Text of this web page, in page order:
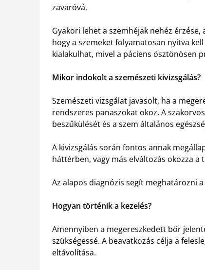
zavaróvá.
Gyakori lehet a szemhéjak nehéz
hogy a szemeket folyamatosan nyitva
kialakulhat, mivel a páciens ösztönösen
Mikor indokolt a szemészeti kivizsgálás?
Szemészeti vizsgálat javasolt, ha a
rendszeres panaszokat okoz. A
beszűkülését és a szem általános
A kivizsgálás során fontos annak
háttérben, vagy más elváltozás okozza a
Az alapos diagnózis segít meghatározni
Hogyan történik a kezelés?
Amennyiben a megereszkedett bőr
szükségessé. A beavatkozás célja a
eltávolítása.